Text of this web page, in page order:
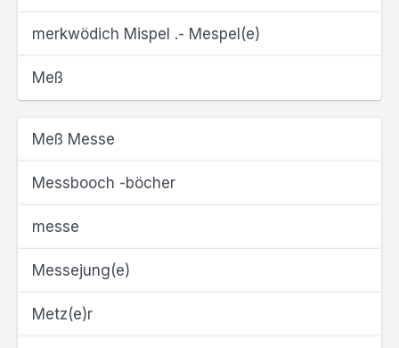
merkwödich Mispel .- Mespel(e)
Meß
Meß Messe
Messbooch -böcher
messe
Messejung(e)
Metz(e)r